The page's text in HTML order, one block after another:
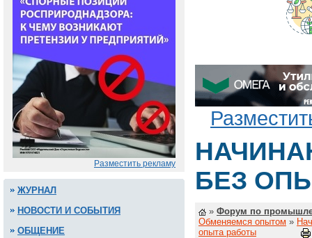
Разместить рекламу
ЖУРНАЛ
НОВОСТИ И СОБЫТИЯ
ОБЩЕНИЕ
БЕЗ
» Форум по
Обменяемся опытом »
опыта работы